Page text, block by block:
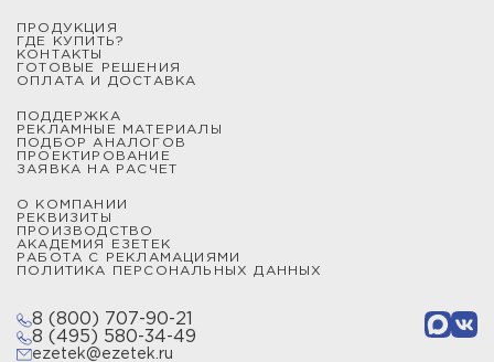
ПРОДУКЦИЯ
ГДЕ КУПИТЬ?
КОНТАКТЫ
ГОТОВЫЕ РЕШЕНИЯ
ОПЛАТА И ДОСТАВКА
ПОДДЕРЖКА
РЕКЛАМНЫЕ МАТЕРИАЛЫ
ПОДБОР АНАЛОГОВ
ПРОЕКТИРОВАНИЕ
ЗАЯВКА НА РАСЧЕТ
О КОМПАНИИ
РЕКВИЗИТЫ
ПРОИЗВОДСТВО
АКАДЕМИЯ ЕЗЕТЕК
РАБОТА С РЕКЛАМАЦИЯМИ
ПОЛИТИКА ПЕРСОНАЛЬНЫХ ДАННЫХ
8 (800) 707-90-21
8 (495) 580-34-49
ezetek@ezetek.ru